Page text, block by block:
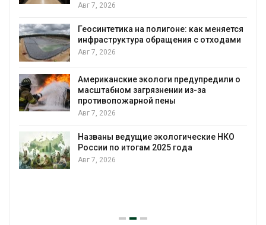
Авг 7, 2026
Геосинтетика на полигоне: как меняется
инфраструктура обращения с отходами
Авг 7, 2026
Американские экологи предупредили о
масштабном загрязнении из-за
противопожарной пены
Авг 7, 2026
Названы ведущие экологические НКО
России по итогам 2025 года
Авг 7, 2026